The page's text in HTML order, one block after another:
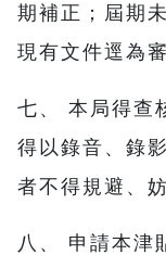
期補正；屆期
現有文件逕為審
七、 本局得查
得以錄音、錄
者不得規避、
八、 申請本津